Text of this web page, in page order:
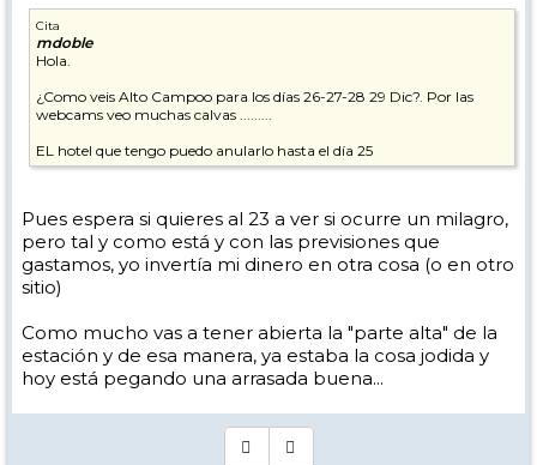
Cita
mdoble
Hola.
¿Como veis Alto Campoo para los días 26-27-28 29 Dic?. Por las
webcams veo muchas calvas .........
EL hotel que tengo puedo anularlo hasta el día 25
Pues espera si quieres al 23 a ver si ocurre un milagro,
pero tal y como está y con las previsiones que
gastamos, yo invertía mi dinero en otra cosa (o en otro
sitio)
Como mucho vas a tener abierta la "parte alta" de la
estación y de esa manera, ya estaba la cosa jodida y
hoy está pegando una arrasada buena...